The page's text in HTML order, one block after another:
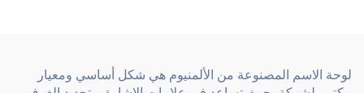
لوحة الاسم المصنوعة من الألمنيوم هي شكل أساسي ومعيار